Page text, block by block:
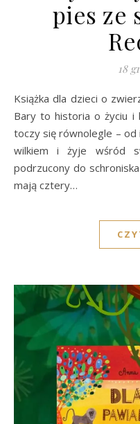
pies ze
18
Książka dla dzieci o zwierzętach dzikich i domowych Bury i
Bary to historia o życiu i
toczy się równolegle – od
wilkiem i żyje wśród
podrzucony do
mają cztery…